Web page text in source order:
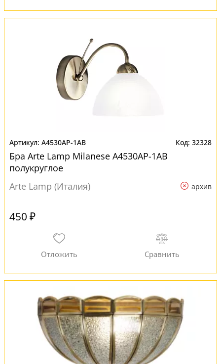
A4530AP-1AB 32328
Бра Arte Lamp Milanese A4530AP-1AB
полукруглое
Arte Lamp (Италия)
архив
450 ₽